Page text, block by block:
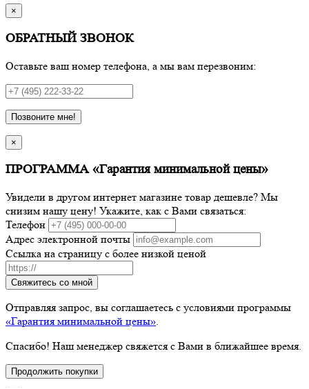
×
ОБРАТНЫЙ ЗВОНОК
Оставьте ваш номер телефона, а мы вам перезвоним:
Позвоните мне!
×
ПРОГРАММА «Гарантия минимальной цены»
Увидели в другом интернет магазине товар дешевле? Мы
снизим нашу цену! Укажите, как с Вами связаться:
Телефон
Адрес электронной почты
Ссылка на страницу с более низкой ценой
Свяжитесь со мной
Отправляя запрос, вы соглашаетесь с условиями программы
«Гарантия минимальной цены».
Спасибо! Наш менеджер свяжется с Вами в ближайшее время.
Продолжить покупки